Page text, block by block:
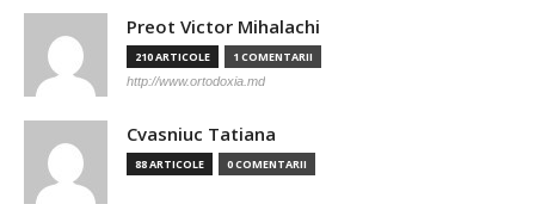
Preot Victor Mihalachi
210 ARTICOLE 1 COMENTARII
http://www.ortodoxia.md
Cvasniuc Tatiana
88 ARTICOLE 0 COMENTARII